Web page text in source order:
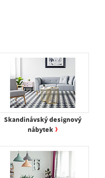
Skandinávský designový
nábytek ›